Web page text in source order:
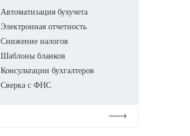
Автоматизация бухучета
Электронная отчетность
Снижение налогов
Шаблоны бланков
Консультации бухгалтеров
Сверка с ФНС